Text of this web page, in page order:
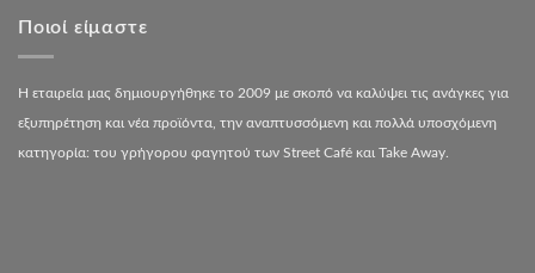
Ποιοί είμαστε
Η εταιρεία μας δημιουργήθηκε το 2009 με σκοπό να καλύψει τις ανάγκες για
εξυπηρέτηση και νέα προϊόντα, την αναπτυσσόμενη και πολλά υποσχόμενη
κατηγορία: του γρήγορου φαγητού των Street Café και Take Away.